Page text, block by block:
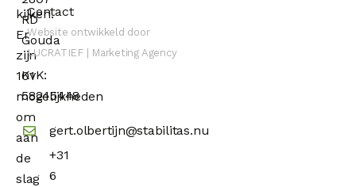
kijken.
Er
zijn
101
mogelijkheden
om
aan
de
slag
RD
Gouda
KvK:
58245448
gert.olbertijn@stabilitas.nu
+31
6
Contact
Website ontwikkeld door
LUCRATIEF | Marketing Agency